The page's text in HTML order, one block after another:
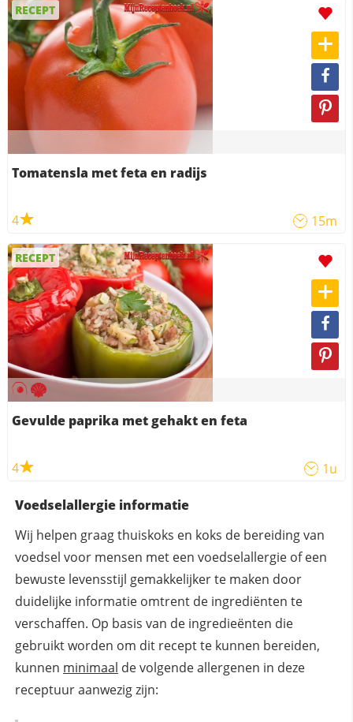
RECEPT
Tomatensla met feta en radijs
4 15m
RECEPT
Gevulde paprika met gehakt en feta
4 1u
Voedselallergie informatie
Wij helpen graag thuiskoks en koks de bereiding van
voedsel voor mensen met een voedselallergie of een
bewuste levensstijl gemakkelijker te maken door
duidelijke informatie omtrent de ingrediënten te
verschaffen. Op basis van de ingredieënten die
gebruikt worden om dit recept te kunnen bereiden,
kunnen minimaal de volgende allergenen in deze
receptuur aanwezig zijn: